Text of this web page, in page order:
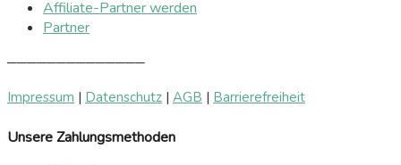
Affiliate-Partner werden
Partner
──────────────
Impressum | Datenschutz | AGB | Barrierefreiheit
Unsere Zahlungsmethoden